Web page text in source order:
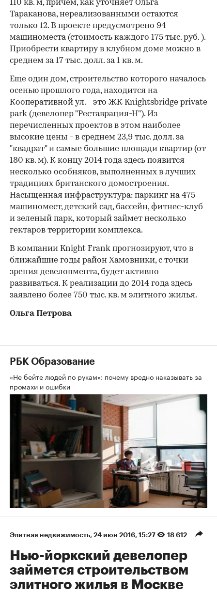
110 кв. м, причем, как уточняет Ольга
Тараканова, нереализованными остаются
только 12. В проекте предусмотрено 94
машиноместа (стоимость каждого 175 тыс. руб. ).
Приобрести квартиру в клубном доме можно в
среднем за 17 тыс. долл. за 1 кв. м.
Еще один дом, строительство которого началось
осенью прошлого года, находится на
Кооперативной ул. - это ЖК Knightsbridge private
park (девелопер "Реставрация-Н"). Из
перечисленных проектов в этом наиболее
высокие цены - в среднем 23,9 тыс. долл. за
"квадрат" и самые большие площади квартир (от
180 кв. м). К концу 2014 года здесь появится
несколько особняков, выполненных в лучших
традициях британского домостроения.
Насыщенная инфраструктура: паркинг на 475
машиномест, детский сад, бассейн, фитнес-клуб
и зеленый парк, который займет несколько
гектаров территории комплекса.
В компании Knight Frank прогнозируют, что в
ближайшие годы район Хамовники, с точки
зрения девелопмента, будет активно
развиваться. К реализации до 2014 года здесь
заявлено более 750 тыс. кв. м элитного жилья.
Ольга Петрова
РБК Образование
«Не бейте людей по рукам»: почему вредно наказывать за
промахи и ошибки
Элитная недвижимость 24 июн 2016, 15:27 18 612
Нью-йоркский девелопер
займется строительством
элитного жилья в Москве